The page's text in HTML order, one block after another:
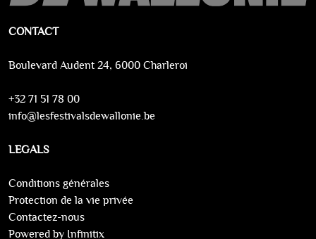
CONTACT
Boulevard Audent 24, 6000 Charleroi
+32 71 51 78 00
info@lesfestivalsdewallonie.be
LEGALS
Conditions générales
Protection de la vie privée
Contactez-nous
Powered by Infinitix